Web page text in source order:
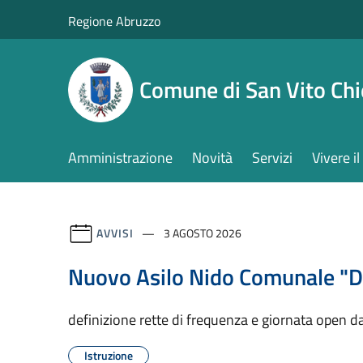
Regione Abruzzo
Comune di San Vito
Amministrazione Novità Servizi Vivere
AVVISI 3 AGOSTO 2026
Nuovo Asilo Nido Comunale
definizione rette di frequenza e giornata open
Istruzione